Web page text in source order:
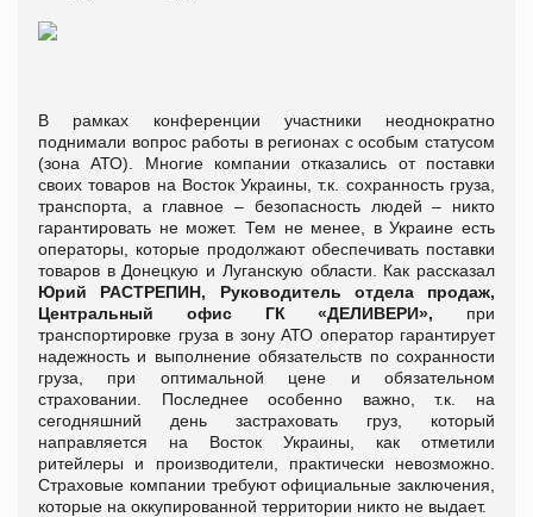
В рамках конференции участники неоднократно
поднимали вопрос работы в регионах с особым статусом
(зона АТО). Многие компании отказались от поставки
своих товаров на Восток Украины, т.к. сохранность груза,
транспорта, а главное – безопасность людей – никто
гарантировать не может. Тем не менее, в Украине есть
операторы, которые продолжают обеспечивать поставки
товаров в Донецкую и Луганскую области. Как рассказал
Юрий РАСТРЕПИН, Руководитель отдела продаж,
Центральный офис ГК «ДЕЛИВЕРИ», при
транспортировке груза в зону АТО оператор гарантирует
надежность и выполнение обязательств по сохранности
груза, при оптимальной цене и обязательном
страховании. Последнее особенно важно, т.к. на
сегодняшний день застраховать груз, который
направляется на Восток Украины, как отметили
ритейлеры и производители, практически невозможно.
Страховые компании требуют официальные заключения,
которые на оккупированной территории никто не выдает.